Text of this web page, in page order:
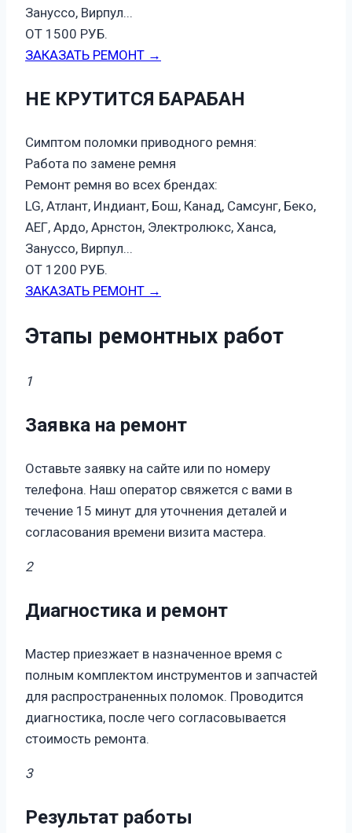
Зануссо, Вирпул...
ОТ 1500 РУБ.
ЗАКАЗАТЬ РЕМОНТ →
НЕ КРУТИТСЯ БАРАБАН
Симптом поломки приводного ремня:
Работа по замене ремня
Ремонт ремня во всех брендах:
LG, Атлант, Индиант, Бош, Канад, Самсунг, Беко,
АЕГ, Ардо, Арнстон, Электролюкс, Ханса,
Зануссо, Вирпул...
ОТ 1200 РУБ.
ЗАКАЗАТЬ РЕМОНТ →
Этапы ремонтных работ
1
Заявка на ремонт
Оставьте заявку на сайте или по номеру
телефона. Наш оператор свяжется с вами в
течение 15 минут для уточнения деталей и
согласования времени визита мастера.
2
Диагностика и ремонт
Мастер приезжает в назначенное время с
полным комплектом инструментов и запчастей
для распространенных поломок. Проводится
диагностика, после чего согласовывается
стоимость ремонта.
3
Результат работы